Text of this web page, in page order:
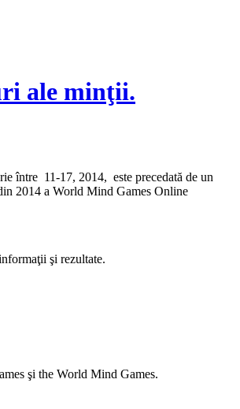
ale minţii.
între 11-17, 2014, este precedată de un
2014 a World Mind Games Online
şi rezultate.
şi the World Mind Games.